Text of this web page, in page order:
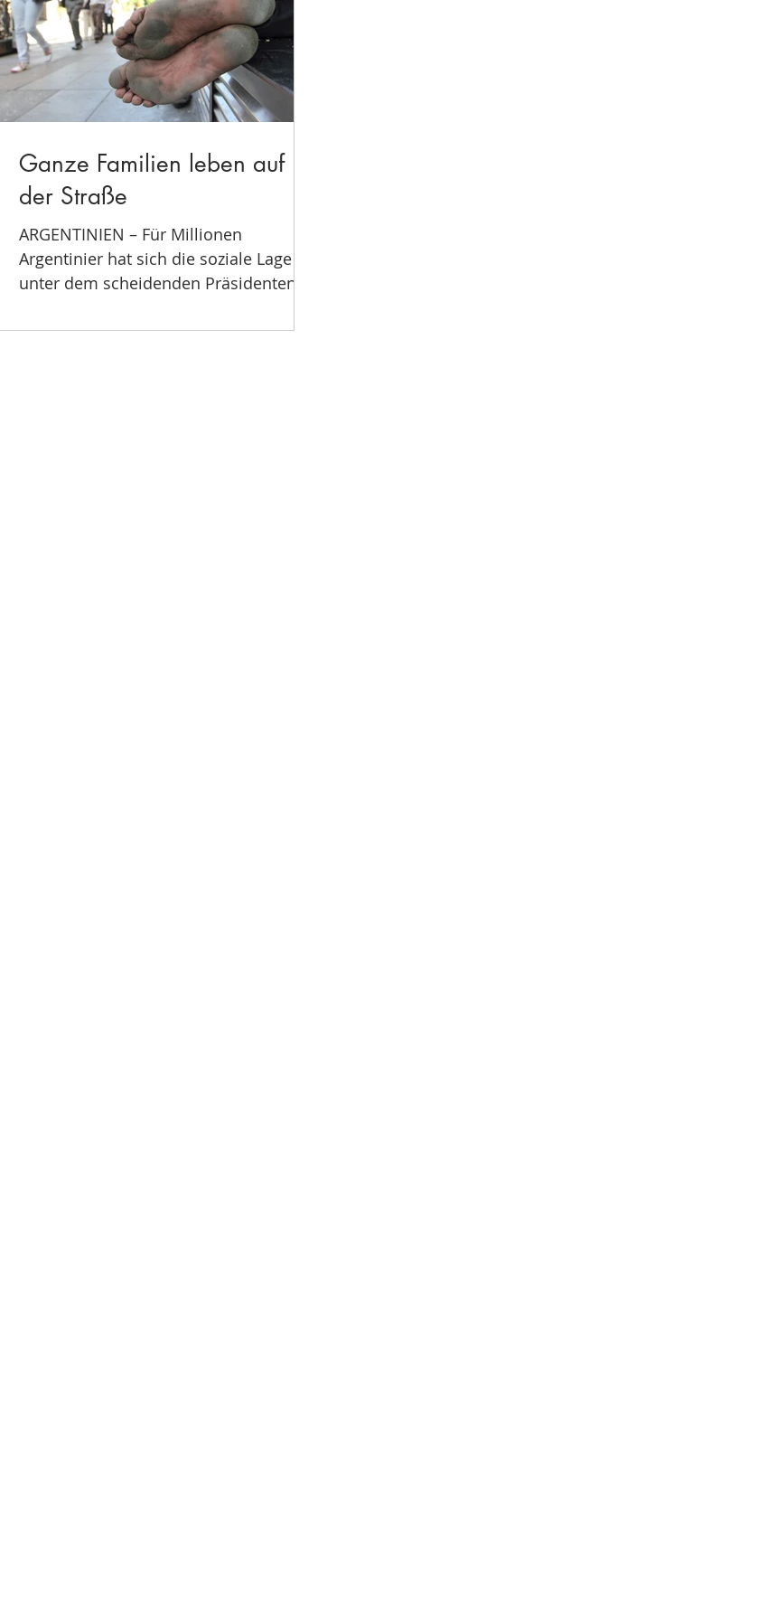
Ganze Familien leben auf
der Straße
ARGENTINIEN – Für Millionen
Argentinier hat sich die soziale Lage
unter dem scheidenden Präsidenten